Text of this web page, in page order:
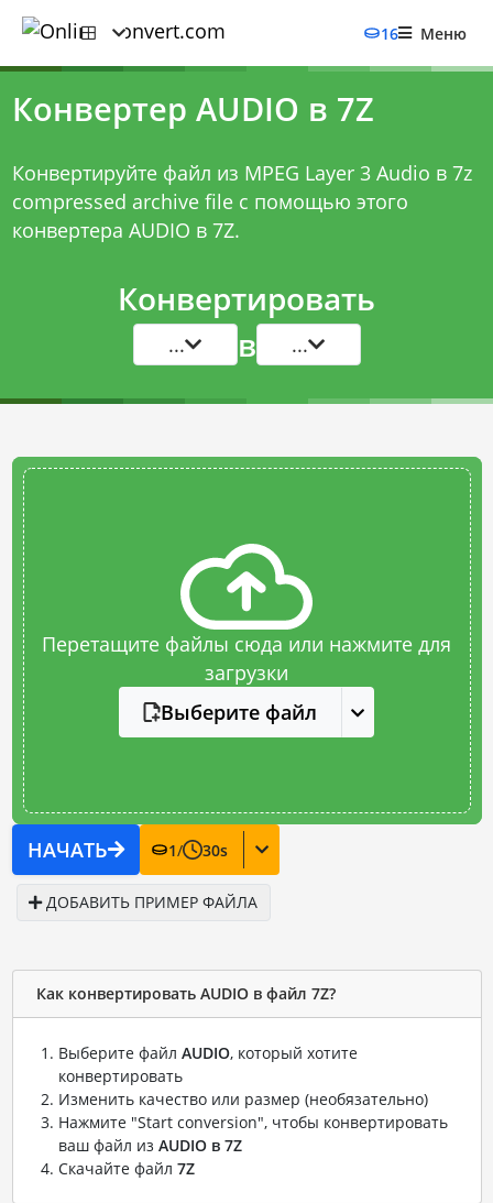
16 Меню
Конвертер AUDIO в 7Z
Конвертируйте файл из MPEG Layer 3 Audio в 7z
compressed archive file с помощью этого
конвертера AUDIO в 7Z.
Конвертировать
... в ...
Перетащите файлы сюда или нажмите для
загрузки
Выберите файл
НАЧАТЬ 1/ 30s
ДОБАВИТЬ ПРИМЕР ФАЙЛА
Как конвертировать AUDIO в файл 7Z?
Выберите файл AUDIO, который хотите
конвертировать
Изменить качество или размер (необязательно)
Нажмите "Start conversion", чтобы конвертировать
ваш файл из AUDIO в 7Z
Скачайте файл 7Z